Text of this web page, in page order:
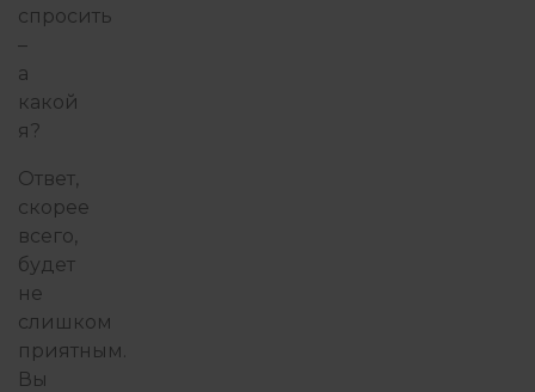
спросить
–
а
какой
я?
Ответ,
скорее
всего,
будет
не
слишком
приятным.
Вы